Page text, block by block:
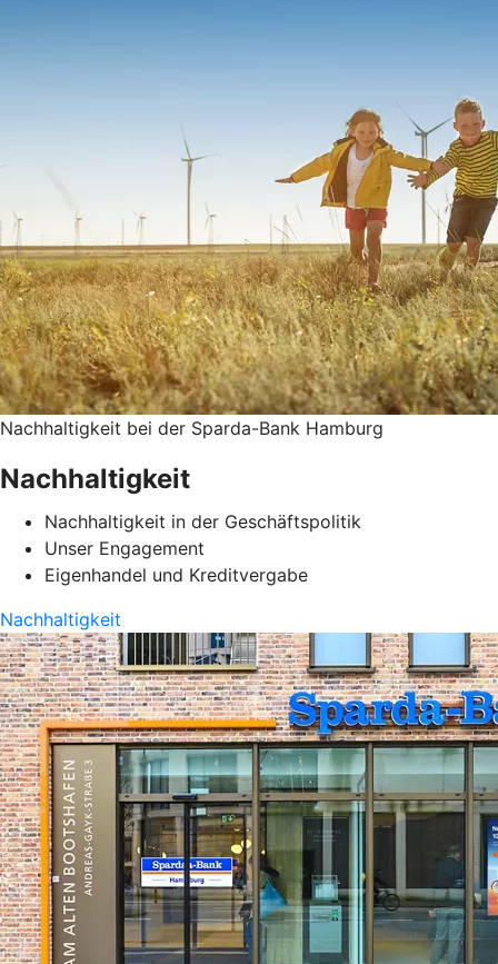
Nachhaltigkeit bei der Sparda-Bank Hamburg
Nachhaltigkeit
Nachhaltigkeit in der Geschäftspolitik
Unser Engagement
Eigenhandel und Kreditvergabe
Nachhaltigkeit